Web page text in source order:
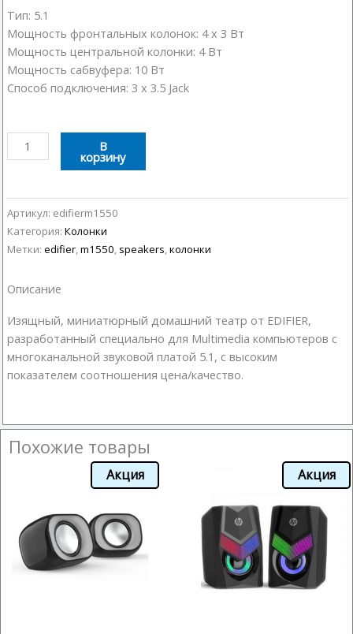
Тип: 5.1
Мощность фронтальных колонок: 4 x 3 Вт
Мощность центральной колонки: 4 Вт
Мощность сабвуфера: 10 Вт
Способ подключения: 3 x 3.5 Jack
Количество
товара
5.1
Edifier
M1550
В
корзину
Артикул: edifierm1550
Категория: Колонки
Метки: edifier m1550 speakers колонки
Описание
Изящный, миниатюрный домашний театр от EDIFIER,
разработанный специально для Multimedia компьютеров с
многоканальной звуковой платой 5.1, с высоким
показателем соотношения цена/качество.
Похожие товары
Акция Акция